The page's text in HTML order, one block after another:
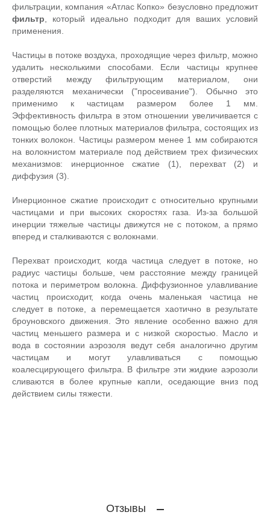
фильтрации, компания «Атлас Копко» безусловно предложит
фильтр , который идеально подходит для ваших условий
применения.
Частицы в потоке воздуха, проходящие через фильтр, можно
удалить несколькими способами. Если частицы крупнее
отверстий между фильтрующим материалом, они
разделяются механически ("просеивание"). Обычно это
применимо к частицам размером более 1 мм.
Эффективность фильтра в этом отношении увеличивается с
помощью более плотных материалов фильтра, состоящих из
тонких волокон. Частицы размером менее 1 мм собираются
на волокнистом материале под действием трех физических
механизмов: инерционное сжатие (1), перехват (2) и
диффузия (3).
Инерционное сжатие происходит с относительно крупными
частицами и при высоких скоростях газа. Из-за большой
инерции тяжелые частицы движутся не с потоком, а прямо
вперед и сталкиваются с волокнами.
Перехват происходит, когда частица следует в потоке, но
радиус частицы больше, чем расстояние между границей
потока и периметром волокна. Диффузионное улавливание
частиц происходит, когда очень маленькая частица не
следует в потоке, а перемещается хаотично в результате
броуновского движения. Это явление особенно важно для
частиц меньшего размера и с низкой скоростью. Масло и
вода в состоянии аэрозоля ведут себя аналогично другим
частицам и могут улавливаться с помощью
коалесцирующего фильтра. В фильтре эти жидкие аэрозоли
сливаются в более крупные капли, оседающие вниз под
действием силы тяжести.
Отзывы